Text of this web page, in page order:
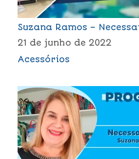
Suzana Ramos –
21 de junho de 2022
Acessórios